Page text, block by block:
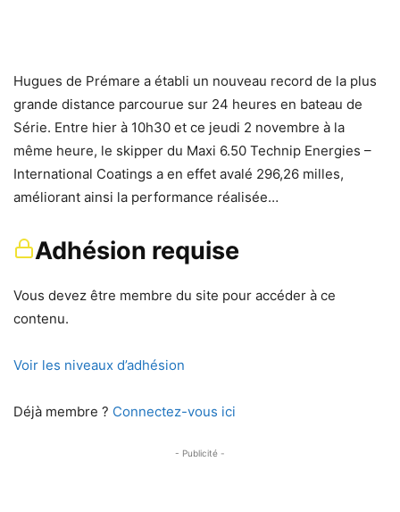
Hugues de Prémare a établi un nouveau record de la plus
grande distance parcourue sur 24 heures en bateau de
Série. Entre hier à 10h30 et ce jeudi 2 novembre à la
même heure, le skipper du Maxi 6.50 Technip Energies –
International Coatings a en effet avalé 296,26 milles,
améliorant ainsi la performance réalisée…
Adhésion requise
Vous devez être membre du site pour accéder à ce
contenu.
Voir les niveaux d’adhésion
Déjà membre ? Connectez-vous ici
- Publicité -